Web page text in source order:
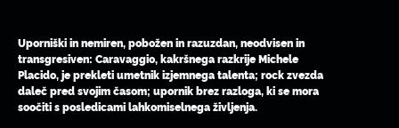
Uporniški in nemiren, pobožen in razuzdan, neodvisen in
transgresiven: Caravaggio, kakršnega razkrije Michele
Placido, je prekleti umetnik izjemnega talenta; rock zvezda
daleč pred svojim časom; upornik brez razloga, ki se mora
soočiti s posledicami lahkomiselnega življenja.